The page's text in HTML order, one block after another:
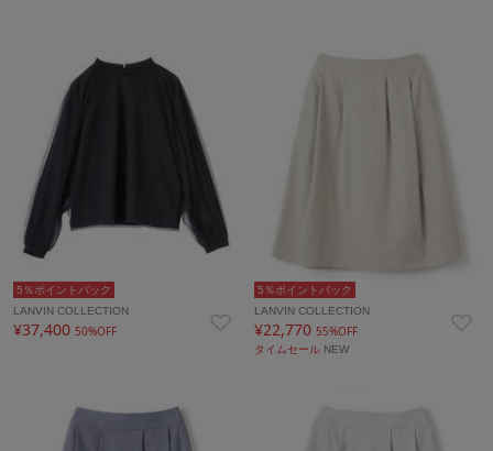
5％ポイントバック
LANVIN COLLECTION
¥37,400 50%OFF
5％ポイントバック
LANVIN COLLECTION
¥22,770 55%OFF
タイムセール NEW